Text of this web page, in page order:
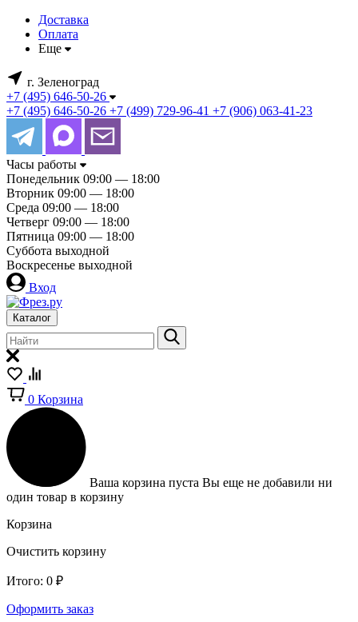
Доставка
Оплата
Еще
г. Зеленоград
+7 (495) 646-50-26
+7 (495) 646-50-26 +7 (499) 729-96-41 +7 (906) 063-41-23
Часы работы
Понедельник 09:00 — 18:00
Вторник 09:00 — 18:00
Среда 09:00 — 18:00
Четверг 09:00 — 18:00
Пятница 09:00 — 18:00
Суббота выходной
Воскресенье выходной
Вход
Каталог
0 Корзина
Ваша корзина пуста Вы еще не добавили ни
один товар в корзину
Корзина
Очистить корзину
Итого: 0 ₽
Оформить заказ